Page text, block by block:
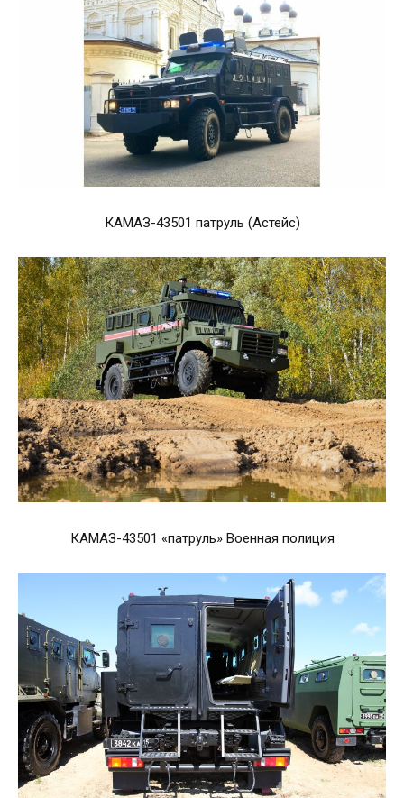
КАМАЗ-43501 патруль (Астейс)
КАМАЗ-43501 «патруль» Военная полиция